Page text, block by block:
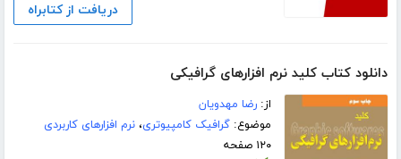
دریافت از کتابراه
دانلود کتاب کلید نرم افزارهای گرافیکی
از:رضا مهدویان
موضوع:گرافیک کامپیوتری،نرم افزارهای کاربردی
۱۲۰ صفحه